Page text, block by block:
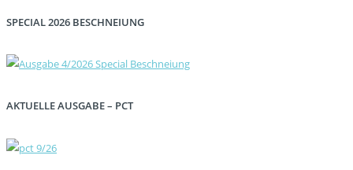
SPECIAL 2026 BESCHNEIUNG
AKTUELLE AUSGABE – PCT